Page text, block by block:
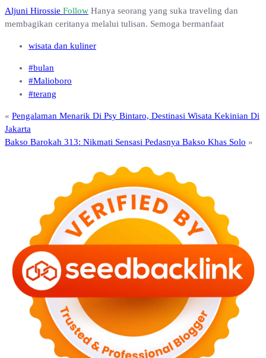
Aljuni Hirossie Follow Hanya seorang yang suka traveling dan
membagikan ceritanya melalui tulisan. Semoga bermanfaat
wisata dan kuliner
#bulan
#Malioboro
#terang
« Pengalaman Menarik Di Psy Bintaro, Destinasi Wisata Kekinian Di
Jakarta
Bakso Barokah 313: Nikmati Sensasi Pedasnya Bakso Khas Solo »